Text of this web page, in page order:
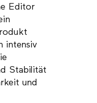
Editor
intensiv
Stabilität
und